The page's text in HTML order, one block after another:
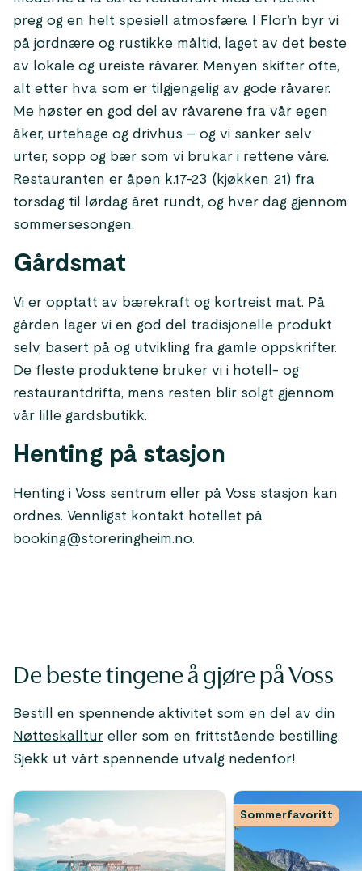
preg og en helt spesiell atmosfære. I Flor’n byr vi
på jordnære og rustikke måltid, laget av det beste
av lokale og ureiste råvarer. Menyen skifter ofte,
alt etter hva som er tilgjengelig av gode råvarer.
Me høster en god del av råvarene fra vår egen
åker, urtehage og drivhus – og vi sanker selv
urter, sopp og bær som vi brukar i rettene våre.
Restauranten er åpen k.17-23 (kjøkken 21) fra
torsdag til lørdag året rundt, og hver dag gjennom
sommersesongen.
Gårdsmat
Vi er opptatt av bærekraft og kortreist mat. På
gården lager vi en god del tradisjonelle produkt
selv, basert på og utvikling fra gamle oppskrifter.
De fleste produktene bruker vi i hotell- og
restaurantdrifta, mens resten blir solgt gjennom
vår lille gardsbutikk.
Henting på stasjon
Henting i Voss sentrum eller på Voss stasjon kan
ordnes. Vennligst kontakt hotellet på
booking@storeringheim.no.
De beste tingene å gjøre på Voss
Bestill en spennende aktivitet som en del av din
Nøtteskalltur eller som en frittstående bestilling.
Sjekk ut vårt spennende utvalg nedenfor!
Sommerfavoritt